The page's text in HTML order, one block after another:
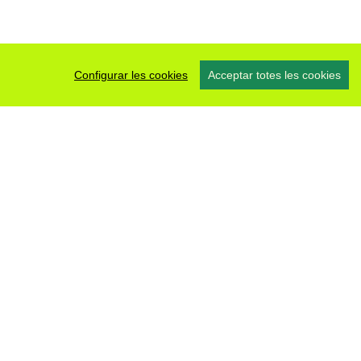
Configurar les cookies Acceptar totes les cookies